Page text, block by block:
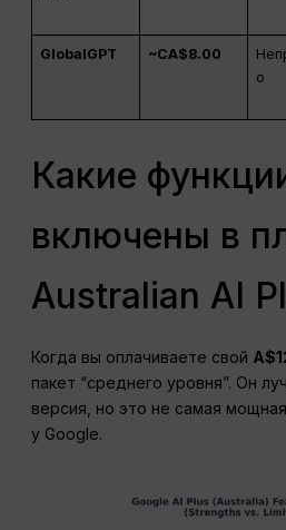
GlobalGPT ~CA$8.00
о
Какие
включены в
Australian AI
Когда вы оплачиваете свой
пакет “среднего уровня”. Он
версия, но это не самая
у Google.